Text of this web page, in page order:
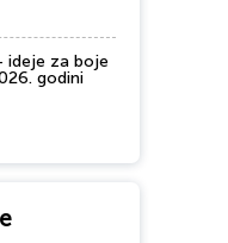
ideje za boje
godini